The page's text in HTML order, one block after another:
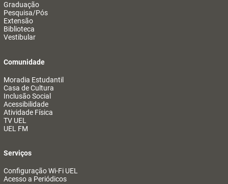
Graduação
Pesquisa/Pós
Extensão
Biblioteca
Vestibular
Comunidade
Moradia Estudantil
Casa de Cultura
Inclusão Social
Acessibilidade
Atividade Física
TV UEL
UEL FM
Serviços
Configuração Wi-Fi UEL
Acesso a Periódicos